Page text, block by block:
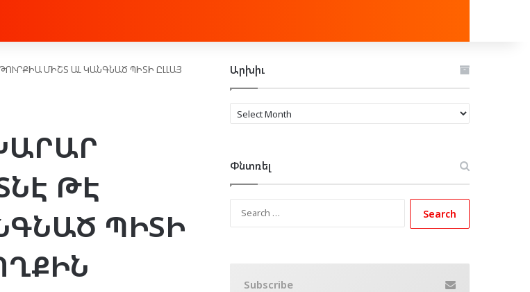
ՄԻՇՏ ԱԼ ԿԱՆԳՆԱԾ ՊԻՏԻ ԸԼԼԱՅ
ԹԷ
ՊԻՏԻ
Արխիւ
Արխիւ
Փնտռել
Subscribe